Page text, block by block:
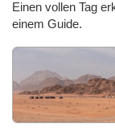
Einen vollen Tag
einem Guide.